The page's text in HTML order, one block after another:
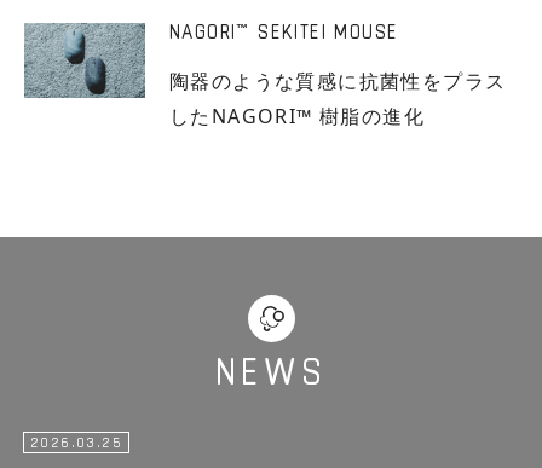
NAGORI™ SEKITEI MOUSE
陶器のような質感に抗菌性をプラス
したNAGORI™ 樹脂の進化
NEWS
2026.03.25